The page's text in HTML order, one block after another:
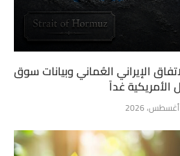
الإيراني العُماني وبيانات سوق
الأمريكية غداً